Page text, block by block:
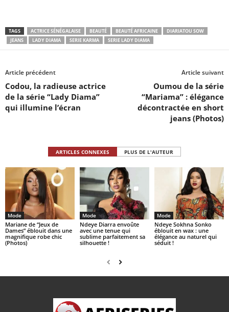
TAGS ACTRICE SÉNÉGALAISE BEAUTÉ BEAUTÉ AFRICAINE
DIARIATOU SOW
JEANS
LADY DIAMA SERIE KARMA SERIE LADY DIAMA
Article précédent
Codou, la radieuse actrice
de la série “Lady Diama”
qui illumine l’écran
Article suivant
Oumou de la série
“Mariama” : élégance
décontractée en short
jeans (Photos)
ARTICLES CONNEXES PLUS DE L'AUTEUR
Mode
Mariane de “Jeux de
Dames” éblouit dans une
magnifique robe chic
(Photos)
Mode
Ndeye Diarra envoûte
avec une tenue qui
sublime parfaitement sa
silhouette !
Mode
Ndeye Sokhna Sonko
éblouit en wax : une
élégance au naturel qui
séduit !